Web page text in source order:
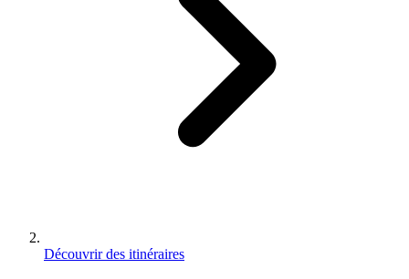
Découvrir des itinéraires